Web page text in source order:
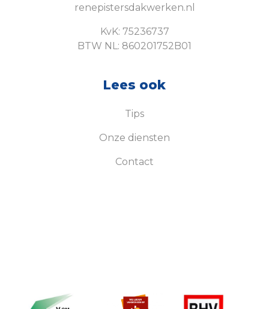
renepistersdakwerken.nl
KvK: 75236737
BTW NL: 860201752B01
Lees ook
Tips
Onze diensten
Contact